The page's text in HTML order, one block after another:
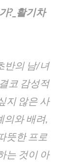
?_활기차
반의 남/녀
코 감성적
지 않은 사
의와 배려,
뜻한 프로
는 것이 아